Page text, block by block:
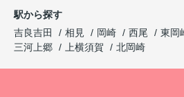
駅から探す
吉良吉田
相見 岡崎 西尾 東岡
三河上郷
上横須賀 北岡崎